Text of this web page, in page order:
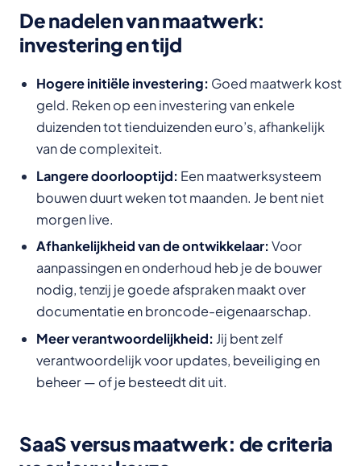
De nadelen van maatwerk:
investering en tijd
Hogere initiële investering: Goed maatwerk kost
geld. Reken op een investering van enkele
duizenden tot tienduizenden euro’s, afhankelijk
van de complexiteit.
Langere doorlooptijd: Een maatwerksysteem
bouwen duurt weken tot maanden. Je bent niet
morgen live.
Afhankelijkheid van de ontwikkelaar:Voor
aanpassingen en onderhoud heb je de bouwer
nodig, tenzij je goede afspraken maakt over
documentatie en broncode-eigenaarschap.
Meer verantwoordelijkheid: Jij bent zelf
verantwoordelijk voor updates, beveiliging en
beheer — of je besteedt dit uit.
SaaS versus maatwerk: de criteria